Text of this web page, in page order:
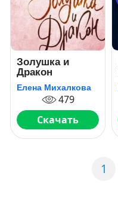
Золушка и
Дракон
Елена Михалкова
479
Скачать
1